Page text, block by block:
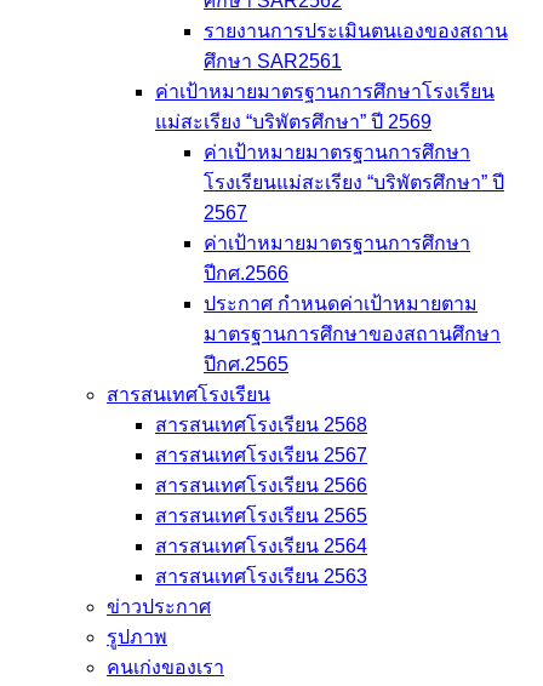
รายงานการประเมินตนเองของสถาน
ศึกษา SAR2561
ค่าเป้าหมายมาตรฐานการศึกษาโรงเรียน
แม่สะเรียง “บริพัตรศึกษา” ปี 2569
ค่าเป้าหมายมาตรฐานการศึกษา
โรงเรียนแม่สะเรียง “บริพัตรศึกษา” ปี
2567
ค่าเป้าหมายมาตรฐานการศึกษา
ปีกศ.2566
ประกาศ กำหนดค่าเป้าหมายตาม
มาตรฐานการศึกษาของสถานศึกษา
ปีกศ.2565
สารสนเทศโรงเรียน
สารสนเทศโรงเรียน 2568
สารสนเทศโรงเรียน 2567
สารสนเทศโรงเรียน 2566
สารสนเทศโรงเรียน 2565
สารสนเทศโรงเรียน 2564
สารสนเทศโรงเรียน 2563
ข่าวประกาศ
รูปภาพ
คนเก่งของเรา